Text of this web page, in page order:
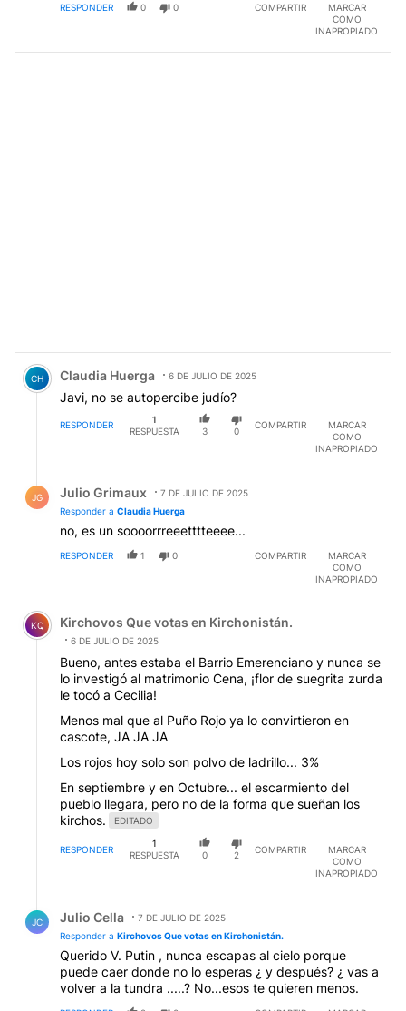
RESPONDER 0 0 COMPARTIR
MARCAR
COMO
INAPROPIADO
Comentario de Claudia Huerga.
CH Claudia Huerga 6 DE JULIO DE 2025
Javi, no se autopercibe judío?
RESPONDER
1
RESPUESTA
3 0
COMPARTIR
MARCAR
COMO
INAPROPIADO
JG Julio Grimaux
7 DE JULIO DE 2025
Responder a Claudia Huerga
no, es un soooorrreeetttteeee...
RESPONDER 1 0 COMPARTIR
MARCAR
COMO
INAPROPIADO
Comentario de Kirchovos Que votas en Kirchonistán..
KQ Kirchovos Que votas en Kirchonistán.
6 DE JULIO DE 2025
Bueno, antes estaba el Barrio Emerenciano y nunca se
lo investigó al matrimonio Cena, ¡flor de suegrita zurda
le tocó a Cecilia!
Menos mal que al Puño Rojo ya lo convirtieron en
cascote, JA JA JA
Los rojos hoy solo son polvo de ladrillo... 3%
En septiembre y en Octubre... el escarmiento del
pueblo llegara, pero no de la forma que sueñan los
kirchos.
EDITADO
RESPONDER
1
RESPUESTA
0 2
COMPARTIR
MARCAR
COMO
INAPROPIADO
JC Julio Cella
7 DE JULIO DE 2025
Responder a Kirchovos Que votas en Kirchonistán.
Querido V. Putin , nunca escapas al cielo porque
puede caer donde no lo esperas ¿ y después? ¿ vas a
volver a la tundra .....? No...esos te quieren menos.